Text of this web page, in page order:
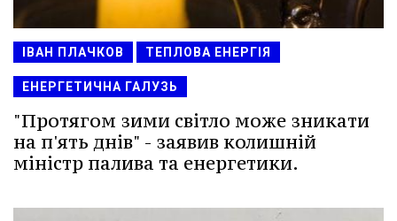
ІВАН ПЛАЧКОВ ТЕПЛОВА ЕНЕРГІЯ
ЕНЕРГЕТИЧНА ГАЛУЗЬ
"Протягом зими світло може зникати
на п'ять днів" - заявив колишній
міністр палива та енергетики.